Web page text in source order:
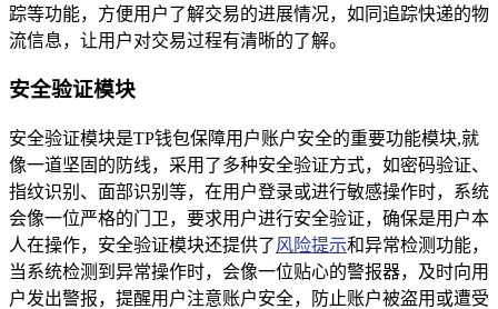
踪等功能，方便用户了解交易的进展情况，如同追踪快递的物
流信息，让用户对交易过程有清晰的了解。
安全验证模块
安全验证模块是TP钱包保障用户账户安全的重要功能模块,就
像一道坚固的防线，采用了多种安全验证方式，如密码验证、
指纹识别、面部识别等，在用户登录或进行敏感操作时，系统
会像一位严格的门卫，要求用户进行安全验证，确保是用户本
人在操作，安全验证模块还提供了风险提示和异常检测功能，
当系统检测到异常操作时，会像一位贴心的警报器，及时向用
户发出警报，提醒用户注意账户安全，防止账户被盗用或遭受